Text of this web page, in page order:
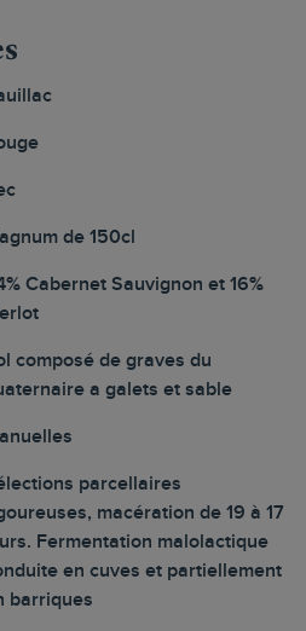
de 150cl
Cabernet Sauvignon et 16%
composé de graves du
a galets et sable
parcellaires
macération de 19 à 17
Fermentation malolactique
en cuves et partiellement
barriques